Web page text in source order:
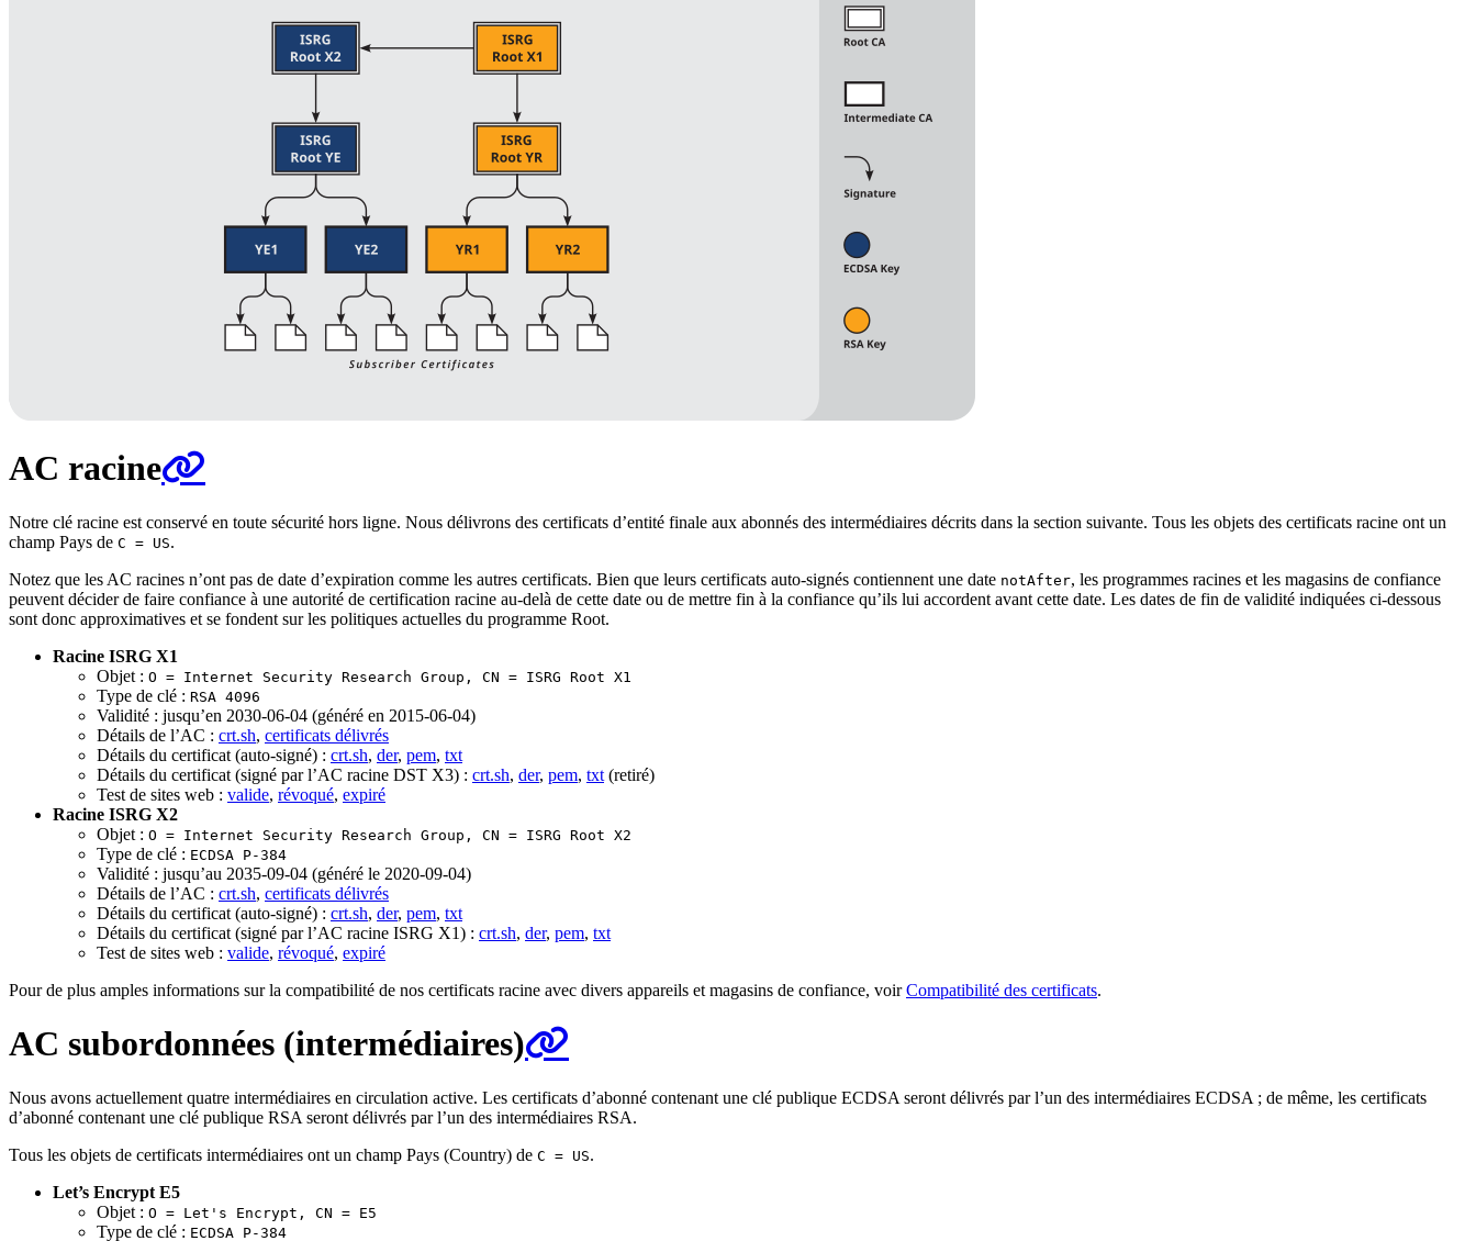
AC racine
Notre clé racine est conservé en toute sécurité hors ligne. Nous délivrons des certificats d’entité finale aux abonnés des intermédiaires décrits dans la section suivante. Tous les objets des certificats racine ont un
champ Pays de C = US.
Notez que les AC racines n’ont pas de date d’expiration comme les autres certificats. Bien que leurs certificats auto-signés contiennent une date notAfter, les programmes racines et les magasins de confiance
peuvent décider de faire confiance à une autorité de certification racine au-delà de cette date ou de mettre fin à la confiance qu’ils lui accordent avant cette date. Les dates de fin de validité indiquées ci-dessous
sont donc approximatives et se fondent sur les politiques actuelles du programme Root.
Racine ISRG X1
Objet : O = Internet Security Research Group, CN = ISRG Root X1
Type de clé : RSA 4096
Validité : jusqu’en 2030-06-04 (généré en 2015-06-04)
Détails de l’AC : crt.sh, certificats délivrés
Détails du certificat (auto-signé) : crt.sh, der, pem, txt
Détails du certificat (signé par l’AC racine DST X3) : crt.sh, der, pem, txt (retiré)
Test de sites web : valide, révoqué, expiré
Racine ISRG X2
Objet : O = Internet Security Research Group, CN = ISRG Root X2
Type de clé : ECDSA P-384
Validité : jusqu’au 2035-09-04 (généré le 2020-09-04)
Détails de l’AC : crt.sh, certificats délivrés
Détails du certificat (auto-signé) : crt.sh, der, pem, txt
Détails du certificat (signé par l’AC racine ISRG X1) : crt.sh, der, pem, txt
Test de sites web : valide, révoqué, expiré
Pour de plus amples informations sur la compatibilité de nos certificats racine avec divers appareils et magasins de confiance, voirCompatibilité des certificats.
AC subordonnées (intermédiaires)
Nous avons actuellement quatre intermédiaires en circulation active. Les certificats d’abonné contenant une clé publique ECDSA seront délivrés par l’un des intermédiaires ECDSA ; de même, les certificats
d’abonné contenant une clé publique RSA seront délivrés par l’un des intermédiaires RSA.
Tous les objets de certificats intermédiaires ont un champ Pays (Country) de C = US.
Let’s Encrypt E5
Objet : O = Let's Encrypt, CN = E5
Type de clé : ECDSA P-384